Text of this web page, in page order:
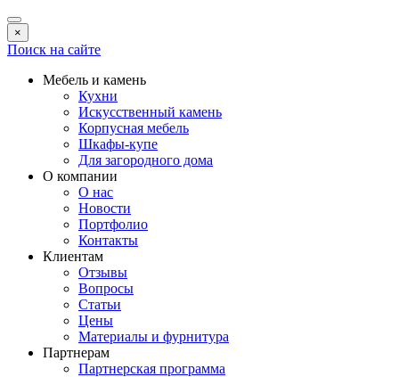
×
Поиск на сайте
Мебель и камень
Кухни
Искусственный камень
Корпусная мебель
Шкафы-купе
Для загородного дома
О компании
О нас
Новости
Портфолио
Контакты
Клиентам
Отзывы
Вопросы
Статьи
Цены
Материалы и фурнитура
Партнерам
Партнерская программа